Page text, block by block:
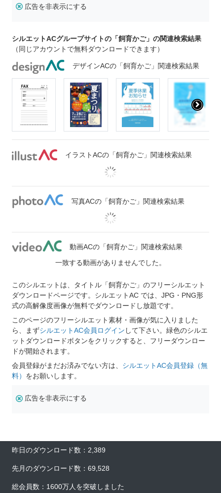
広告を非表示にする
シルエットACグループサイトの「飼育かご」の関連検索結果
（同じアカウントで無料ダウンロードできます）
デザインACの「飼育かご」関連検索結果
イラストACの「飼育かご」関連検索結果
写真ACの「飼育かご」関連検索結果
動画ACの「飼育かご」関連検索結果
一致する動画がありませんでした。
このシルエットは、タイトル「飼育かご」のフリーシルエット
ダウンロードページです。シルエットAC では、JPG・PNG形
式の高解像度画像が無料でダウンロードし放題です。
このページのフリーシルエット素材・画像が気に入りました
ら、まずシルエットAC会員ログイン して下さい。緑色のシルエ
ットダウンロードボタンをクリックすると、フリーダウンロー
ドが開始されます。
会員登録がまだお済みでない方は、 シルエットAC会員登録（無
料） をお願いします。
広告を非表示にする
昨日のダウンロード数：2,389
先月のダウンロード数：69,528
総会員数：1600万人を突破しました